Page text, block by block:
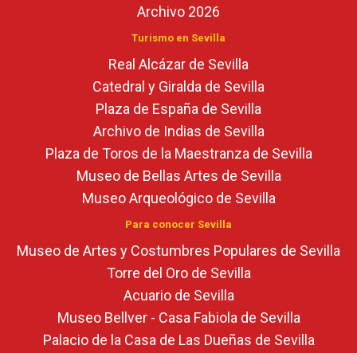
Archivo 2026
Turismo en Sevilla
Real Alcázar de Sevilla
Catedral y Giralda de Sevilla
Plaza de España de Sevilla
Archivo de Indias de Sevilla
Plaza de Toros de la Maestranza de Sevilla
Museo de Bellas Artes de Sevilla
Museo Arqueológico de Sevilla
Para conocer Sevilla
Museo de Artes y Costumbres Populares de Sevilla
Torre del Oro de Sevilla
Acuario de Sevilla
Museo Bellver - Casa Fabiola de Sevilla
Palacio de la Casa de Las Dueñas de Sevilla